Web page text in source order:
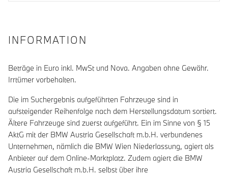
INFORMATION
Beträge in Euro inkl. MwSt und Nova. Angaben ohne Gewähr.
Irrtümer vorbehalten.
Die im Suchergebnis aufgeführten Fahrzeuge sind in
aufsteigender Reihenfolge nach dem Herstellungsdatum sortiert.
Ältere Fahrzeuge sind zuerst aufgeführt. Ein im Sinne von § 15
AktG mit der BMW Austria Gesellschaft m.b.H. verbundenes
Unternehmen, nämlich die BMW Wien Niederlassung, agiert als
Anbieter auf dem Online-Marktplatz. Zudem agiert die BMW
Austria Gesellschaft m.b.H. selbst über ihre